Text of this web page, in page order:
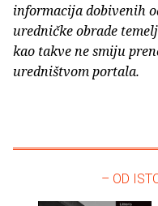
informacija dobivenih
uredničke obrade
kao takve ne smiju
uredništvom portala.
– OD